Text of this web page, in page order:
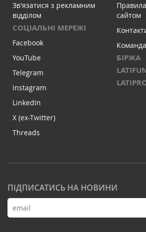
Зв'язатися з рекламним
відділом
СОЦІАЛЬНІ МЕРЕЖІ
Facebook
YouTube
Telegram
Instagram
LinkedIn
X (ex-Twitter)
Threads
сайтом
Команда
БІРЖА
ПІДПИСАТИСЬ НА НОВИНИ